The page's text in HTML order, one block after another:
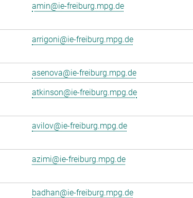
amin@ie-freiburg.mpg.de
arrigoni@ie-freiburg.mpg.de
asenova@ie-freiburg.mpg.de
atkinson@ie-freiburg.mpg.de
avilov@ie-freiburg.mpg.de
azimi@ie-freiburg.mpg.de
badhan@ie-freiburg.mpg.de